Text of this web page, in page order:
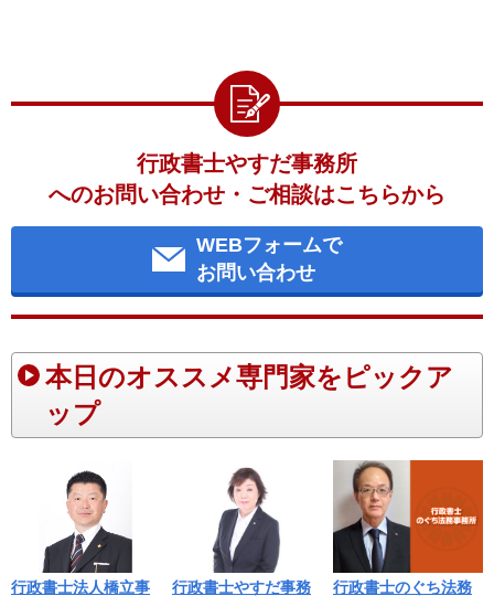
行政書士やすだ事務所
へのお問い合わせ・ご相談はこちらから
WEBフォームで
お問い合わせ
本日のオススメ専門家をピックア
ップ
行政書士法人橋立事
行政書士やすだ事務
行政書士のぐち法務